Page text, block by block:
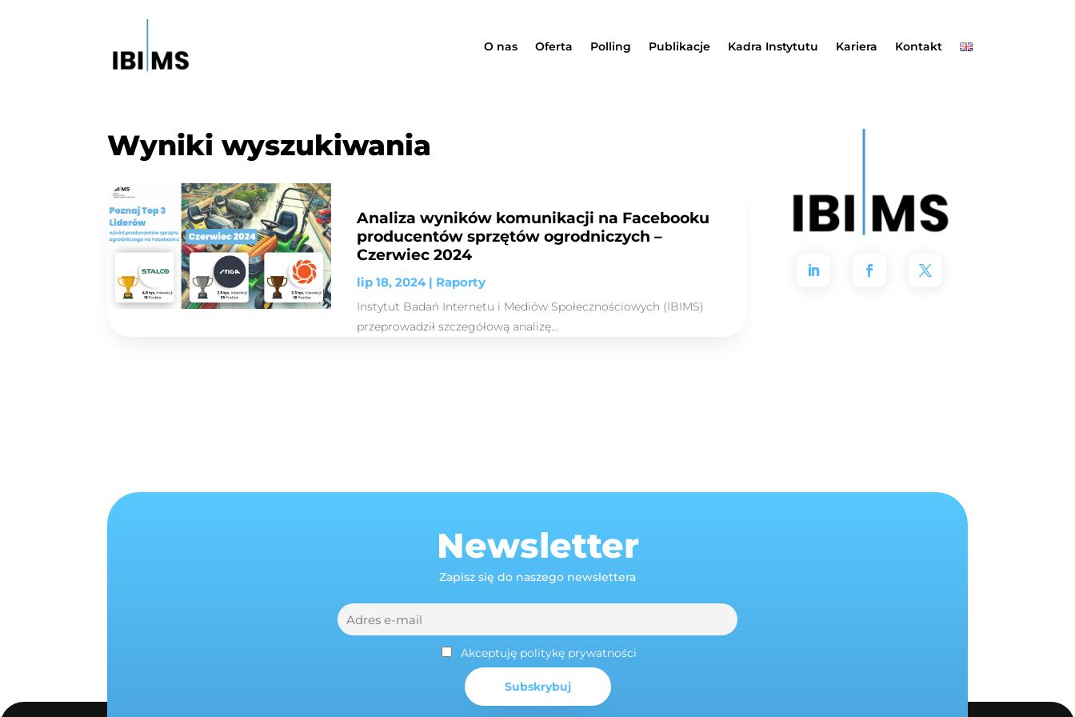
O nas Oferta Polling Publikacje Kadra Instytutu Kariera Kontakt
Wyniki wyszukiwania
Analiza wyników komunikacji na Facebooku
producentów sprzętów ogrodniczych –
Czerwiec 2024
lip 18, 2024| Raporty
Instytut Badań Internetu i Mediów Społecznościowych (IBIMS)
przeprowadził szczegółową analizę...
Newsletter
Zapisz się do naszego newslettera
Akceptuję politykę prywatności